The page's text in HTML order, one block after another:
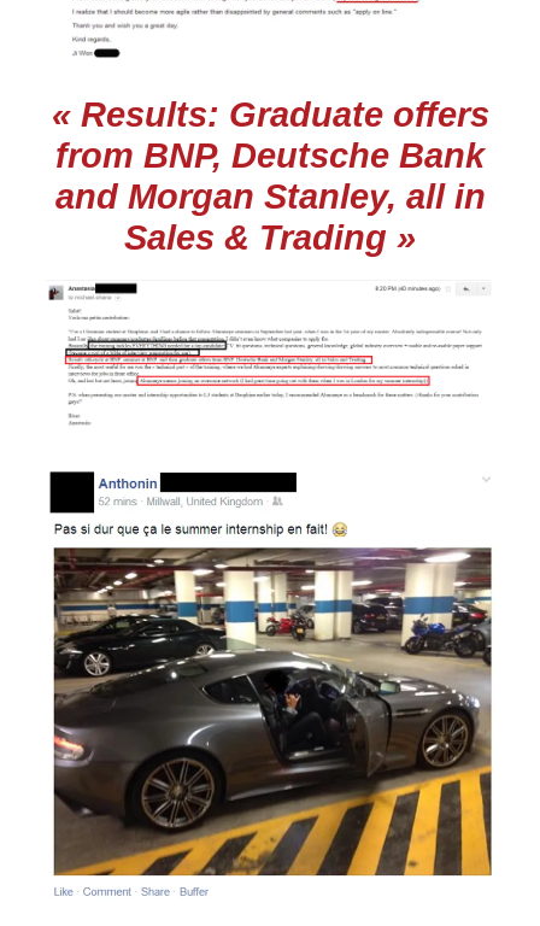
« Results: Graduate offers
from BNP, Deutsche Bank
and Morgan Stanley, all in
Sales & Trading »